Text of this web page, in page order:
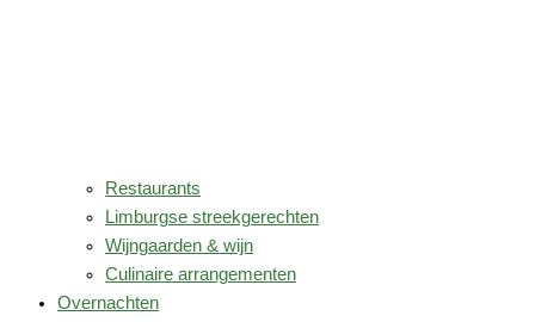
Restaurants
Limburgse streekgerechten
Wijngaarden & wijn
Culinaire arrangementen
Overnachten